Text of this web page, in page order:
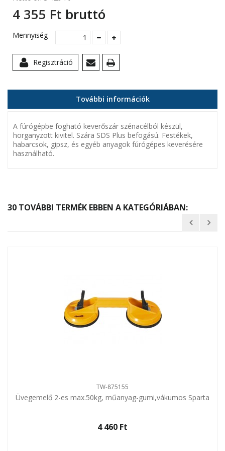
4 355 Ft‎ bruttó
Mennyiség
Regisztráció
További információk
A fúrógépbe fogható keverőszár szénacélból készül,
horganyzott kivitel. Szára SDS Plus befogású. Festékek,
habarcsok, gipsz, és egyéb anyagok fúrógépes keverésére
használható.
30 TOVÁBBI TERMÉK EBBEN A KATEGÓRIÁBAN:
TW-875155
Üvegemelő 2-es max.50kg, műanyag-gumi,vákumos Sparta
4 460 Ft‎